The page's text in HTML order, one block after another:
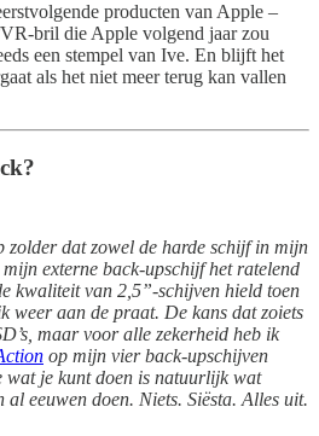
producten van Apple –
bril die Apple volgend jaar zou
een stempel van Ive. En blijft het
als het niet meer terug kan vallen
zolder dat zowel de harde schijf in mijn
externe back-upschijf het ratelend
kwaliteit van 2,5”-schijven hield toen
weer aan de praat. De kans dat zoiets
maar voor alle zekerheid heb ik
op mijn vier back-upschijven
wat je kunt doen is natuurlijk wat
eeuwen doen. Niets. Siësta. Alles uit.